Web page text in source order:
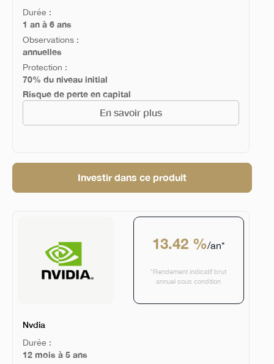
Durée :
1 an à 6 ans
Observations :
annuelles
Protection :
70% du niveau initial
Risque de perte en capital
En savoir plus
Investir dans ce produit
13.42 %/an*
*Rendement indicatif brut
annuel sous condition
Nvdia
Durée :
12 mois à 5 ans